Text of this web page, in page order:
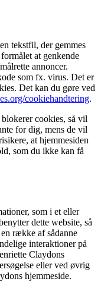
tekstfil, der gemmes
at genkende
annoncer.
som fx. virus. Det er
Det kan du gøre ved
cookiehandtering.
cookies, så vil
for dig, mens de vil
at hjemmesiden
som du ikke kan få
som i et eller
dette website, så
række af sådanne
interaktioner på
Claydons
eller ved øvrig
hjemmeside.